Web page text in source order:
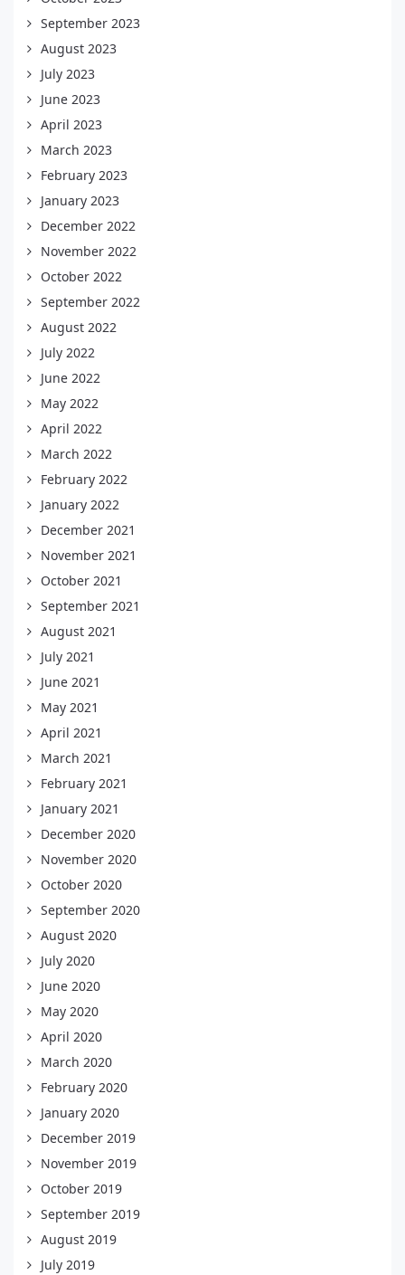
September 2023
August 2023
July 2023
June 2023
April 2023
March 2023
February 2023
January 2023
December 2022
November 2022
October 2022
September 2022
August 2022
July 2022
June 2022
May 2022
April 2022
March 2022
February 2022
January 2022
December 2021
November 2021
October 2021
September 2021
August 2021
July 2021
June 2021
May 2021
April 2021
March 2021
February 2021
January 2021
December 2020
November 2020
October 2020
September 2020
August 2020
July 2020
June 2020
May 2020
April 2020
March 2020
February 2020
January 2020
December 2019
November 2019
October 2019
September 2019
August 2019
July 2019